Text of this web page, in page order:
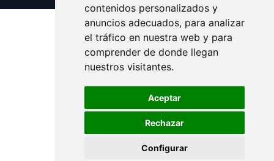
contenidos personalizados y
anuncios adecuados, para analizar
el tráfico en nuestra web y para
comprender de donde llegan
nuestros visitantes.
Aceptar
Rechazar
Configurar